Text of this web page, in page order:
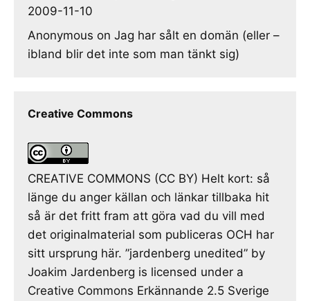
2009-11-10
Anonymous on Jag har sålt en domän (eller –
ibland blir det inte som man tänkt sig)
Creative Commons
CREATIVE COMMONS (CC BY) Helt kort: så
länge du anger källan och länkar tillbaka hit
så är det fritt fram att göra vad du vill med
det originalmaterial som publiceras OCH har
sitt ursprung här. ”jardenberg unedited” by
Joakim Jardenberg is licensed under a
Creative Commons Erkännande 2.5 Sverige